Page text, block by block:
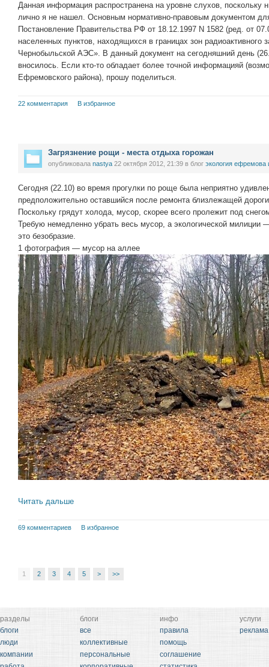
Данная информация распространена на уровне слухов, поскольку
лично я не нашел. Основным нормативно-правовым документом
Постановление Правительства РФ от 18.12.1997 N 1582 (ред. от
населенных пунктов, находящихся в границах зон радиоактивного
Чернобыльской АЭС». В данный документ на сегодняшний день
вносилось. Если кто-то обладает более точной информацияй
Ефремовского района), прошу поделиться.
22 комментария В избранное
Загрязнение рощи - места отдыха горожан
опубликовала nastya 22 октября 2012, 21:39 в блог экология ефремова
Сегодня (22.10) во время прогулки по роще была неприятно
предположительно оставшийся после ремонта близлежащей
Поскольку грядут холода, мусор, скорее всего пролежит под
Требую немедленно убрать весь мусор, а экологической
это безобразие.
1 фотография — мусор на аллее
Читать дальше
69 комментариев В избранное
1 2 3 4 5 > >>
разделы
блоги
люди
компании
блоги
все
коллективные
персональные
инфо
правила
помощь
соглашение
услуги
реклама